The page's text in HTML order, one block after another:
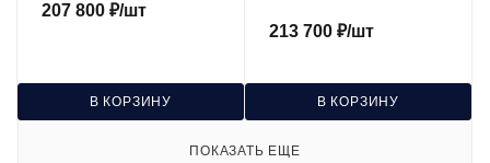
207 800 ₽/шт
В КОРЗИНУ
213 700 ₽/шт
В КОРЗИНУ
ПОКАЗАТЬ ЕЩЕ